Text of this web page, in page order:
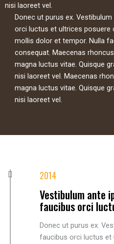
nisi laoreet vel.
Donec ut purus ex.
orci luctus et ultrices posuere
mollis dolor et tempor. Nulla
consequat. Maecenas
magna luctus vitae. Quisque
nisi laoreet vel. Maecenas
magna luctus vitae. Quisque
nisi laoreet vel.
2014
Vestibulum ante
faucibus orci
Donec ut purus ex.
faucibus orci luctus et